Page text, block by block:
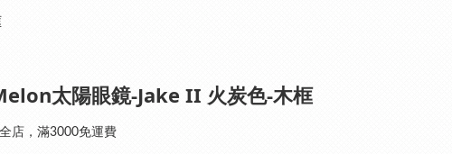
太陽眼鏡-Jake II 火炭色-木框
全店，滿3000免運費